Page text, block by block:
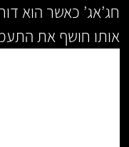
חג’אג’ כאשר הוא
אותו חושף את